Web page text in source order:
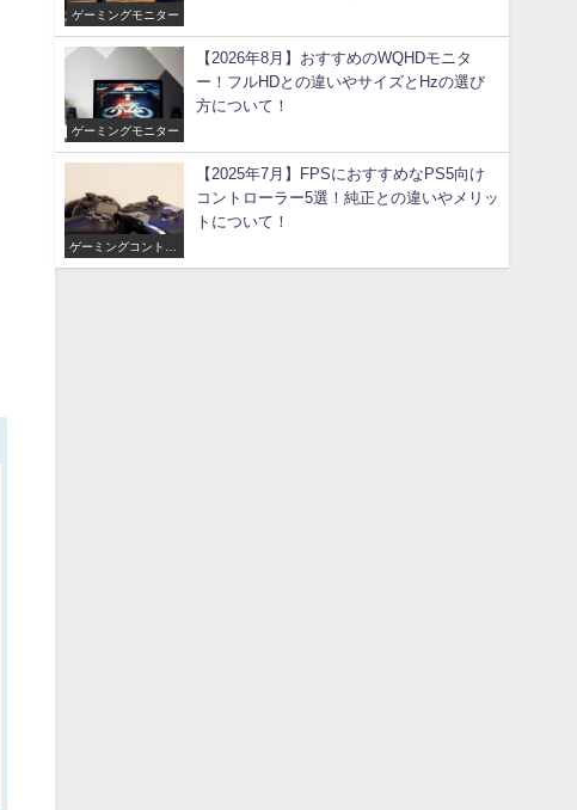
ゲーミングモニター
ゲーミングモニター
【2026年8月】おすすめのWQHDモニタ
ー！フルHDとの違いやサイズとHzの選び
方について！
ゲーミングコントロ
ーラー
【2025年7月】FPSにおすすめなPS5向け
コントローラー5選！純正との違いやメリッ
トについて！